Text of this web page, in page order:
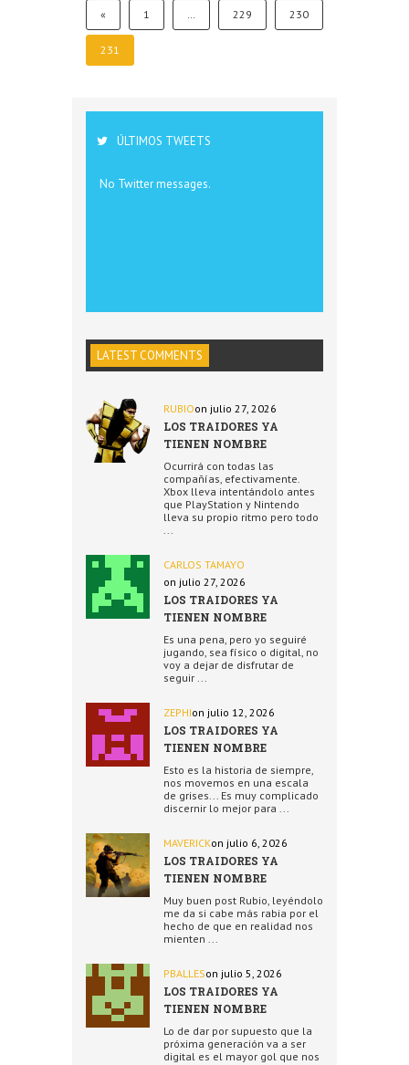
« 1 … 229 230
231
ÚLTIMOS TWEETS
No Twitter messages.
LATEST COMMENTS
RUBIOon julio 27, 2026
LOS TRAIDORES YA
TIENEN NOMBRE
Ocurrirá con todas las
compañías, efectivamente.
Xbox lleva intentándolo antes
que PlayStation y Nintendo
lleva su propio ritmo pero todo
...
CARLOS TAMAYO
on julio 27, 2026
LOS TRAIDORES YA
TIENEN NOMBRE
Es una pena, pero yo seguiré
jugando, sea físico o digital, no
voy a dejar de disfrutar de
seguir ...
ZEPHIon julio 12, 2026
LOS TRAIDORES YA
TIENEN NOMBRE
Esto es la historia de siempre,
nos movemos en una escala
de grises... Es muy complicado
discernir lo mejor para ...
MAVERICKon julio 6, 2026
LOS TRAIDORES YA
TIENEN NOMBRE
Muy buen post Rubio, leyéndolo
me da si cabe más rabia por el
hecho de que en realidad nos
mienten ...
PBALLESon julio 5, 2026
LOS TRAIDORES YA
TIENEN NOMBRE
Lo de dar por supuesto que la
próxima generación va a ser
digital es el mayor gol que nos